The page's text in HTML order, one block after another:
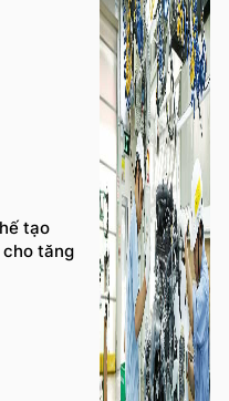
tạo
tăng